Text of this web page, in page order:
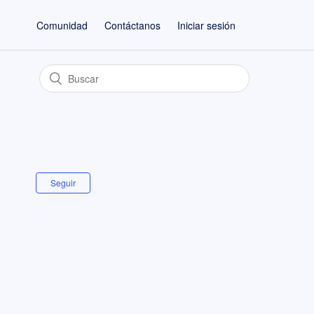
Comunidad Contáctanos Iniciar sesión
Seguir